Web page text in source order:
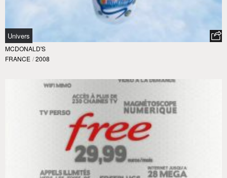
Univers
MCDONALD'S
FRANCE / 2008